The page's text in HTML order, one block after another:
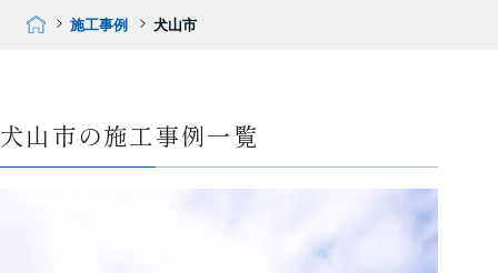
施工事例 犬山市
犬山市の施工事例一覧